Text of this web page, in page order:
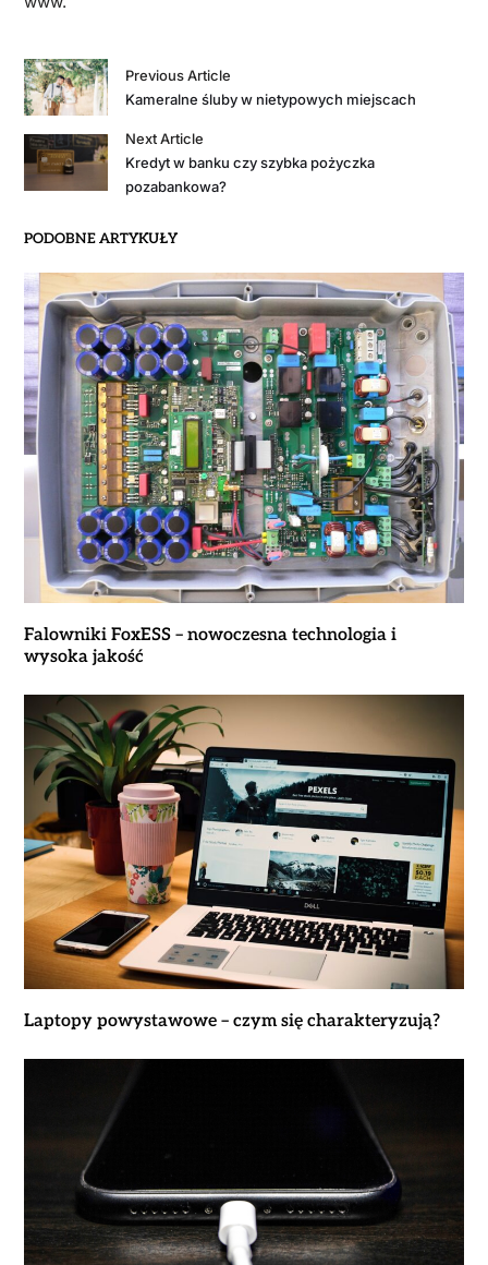
Previous Article
Kameralne śluby w nietypowych miejscach
Next Article
Kredyt w banku czy szybka pożyczka
pozabankowa?
PODOBNE ARTYKUŁY
Falowniki FoxESS – nowoczesna technologia i
wysoka jakość
Laptopy powystawowe – czym się charakteryzują?